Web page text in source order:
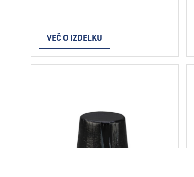
VEČ O IZDELKU